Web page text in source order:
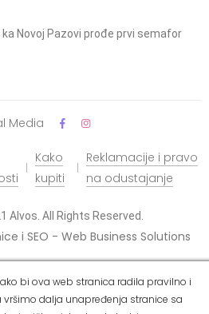
Novoj Pazovi prođe prvi semafor
Alvos. All Rights Reserved.
i SEO - Web Business Solutions
Kako
kupiti
Reklamacije i pravo
na odustajanje
Media
bi ova web stranica radila pravilno i
dalja unapređenja stranice sa